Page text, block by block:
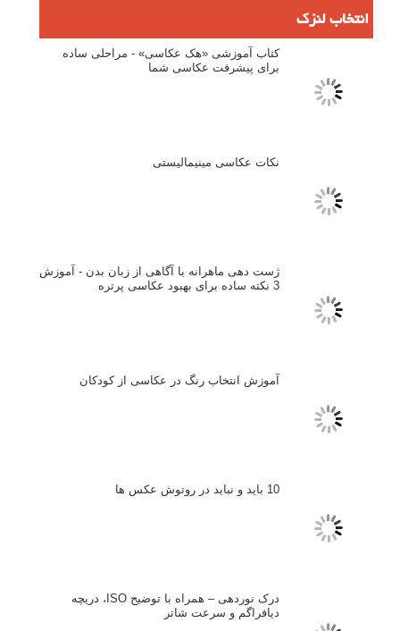
انتخاب لنزک
کتاب آموزشی «هک عکاسی» - مراحلی ساده
برای پیشرفت عکاسی شما
نکات عکاسی مینیمالیستی
ژست دهی ماهرانه با آگاهی از زبان بدن - آموزش
3 نکته ساده برای بهبود عکاسی پرتره
آموزش انتخاب رنگ در عکاسی از کودکان
10 باید و نباید در روتوش عکس ها
درک نوردهی – همراه با توضیح ISO، دریچه
دیافراگم و سرعت شاتر